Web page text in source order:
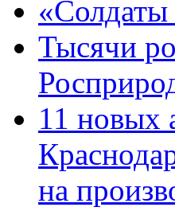
Тысячи
11 новых
на